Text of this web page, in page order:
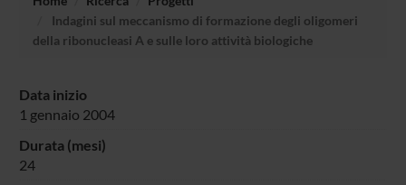
Indagini sul meccanismo di formazione degli oligomeri
della ribonucleasi A e sulle loro attività biologiche
Data inizio
1 gennaio 2004
Durata (mesi)
24